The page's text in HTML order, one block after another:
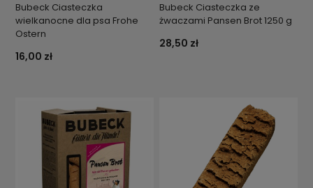
Bubeck Ciasteczka
wielkanocne dla psa Frohe
Ostern
16,00 zł
Bubeck Ciasteczka ze
żwaczami Pansen Brot 1250 g
28,50 zł